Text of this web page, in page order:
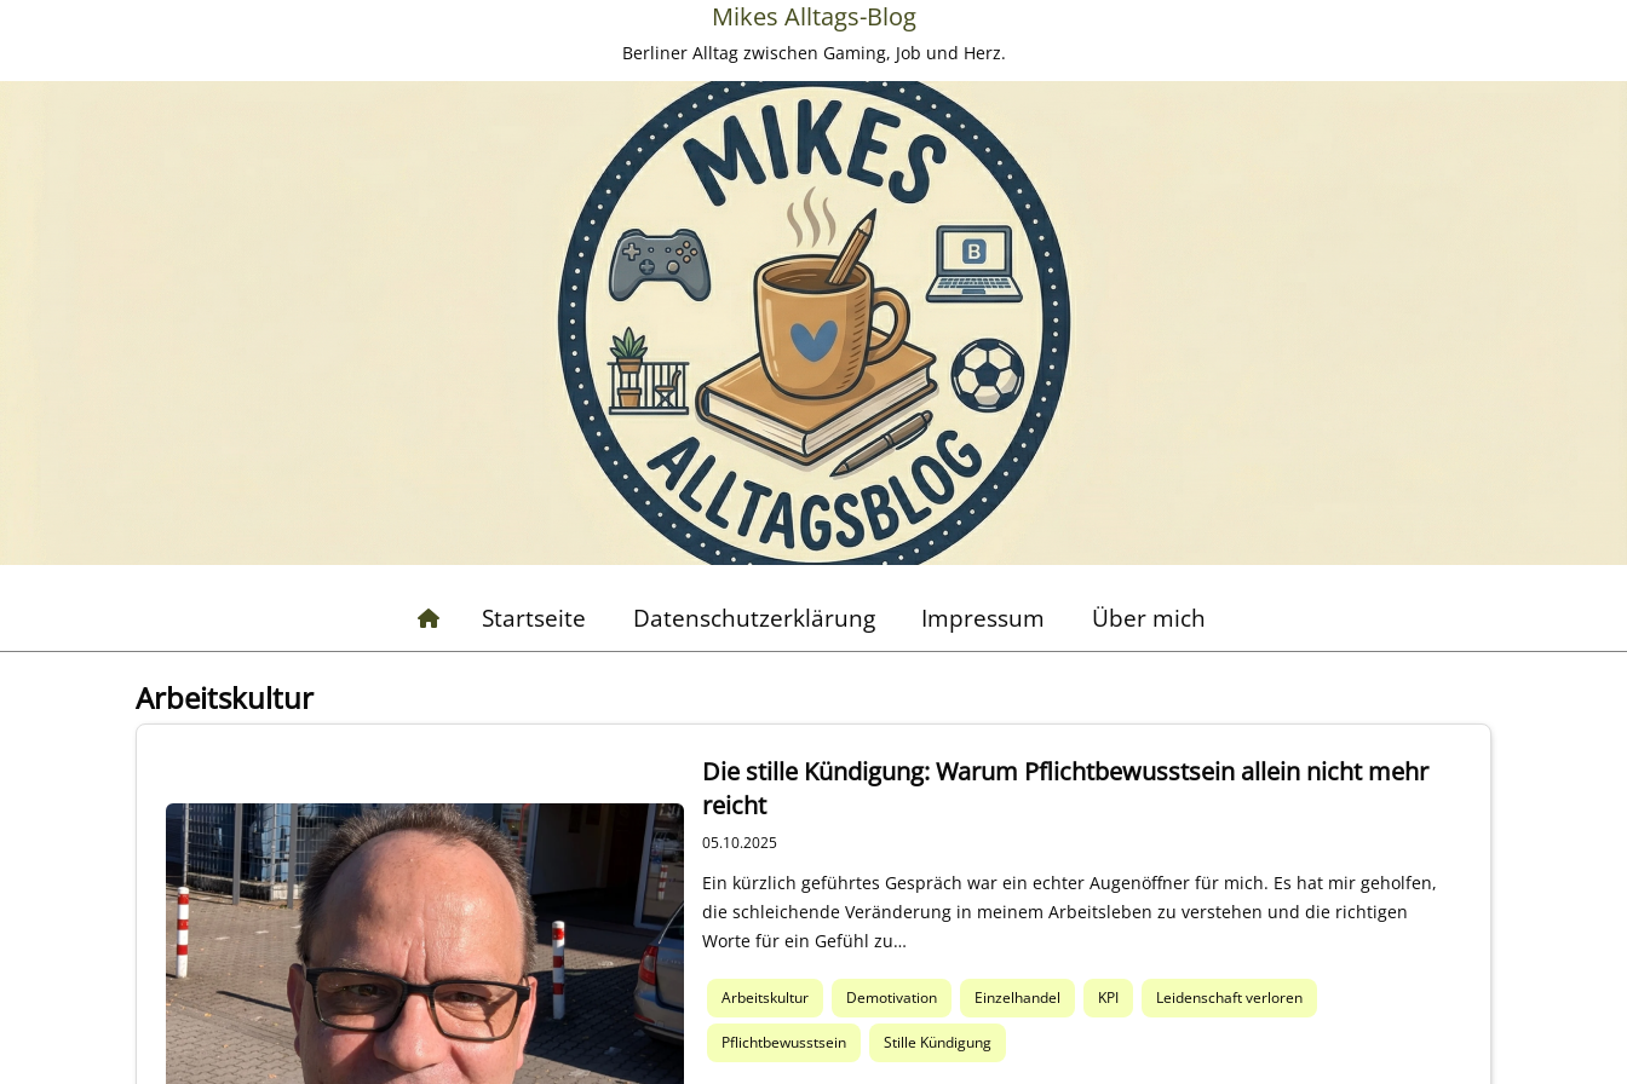
Mikes Alltags-Blog
Berliner Alltag zwischen Gaming, Job und Herz.
Startseite Datenschutzerklärung Impressum Über mich
Arbeitskultur
Die stille Kündigung: Warum Pflichtbewusstsein allein nicht mehr
reicht
05.10.2025
Ein kürzlich geführtes Gespräch war ein echter Augenöffner für mich. Es hat mir geholfen,
die schleichende Veränderung in meinem Arbeitsleben zu verstehen und die richtigen
Worte für ein Gefühl zu…
Arbeitskultur Demotivation Einzelhandel KPI Leidenschaft verloren
Pflichtbewusstsein Stille Kündigung